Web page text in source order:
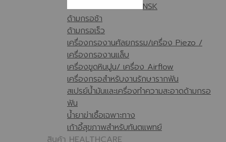
NSK
ด้ามกรอช้า
ด้ามกรอเร็ว
เครื่องกรองานศัลยกรรม/เครื่อง Piezo /
เครื่องกรองานแล็บ
เครื่องขูดหินปูน/ เครื่อง Airflow
เครื่องกรอสำหรับงานรักษารากฟัน
สเปรย์น้ำมันและเครื่องทำความสะอาดด้ามกรอ
ฟัน
น้ำยาฆ่าเชื้อเฉพาะทาง
เก้าอี้สุขภาพสำหรับทันตแพทย์